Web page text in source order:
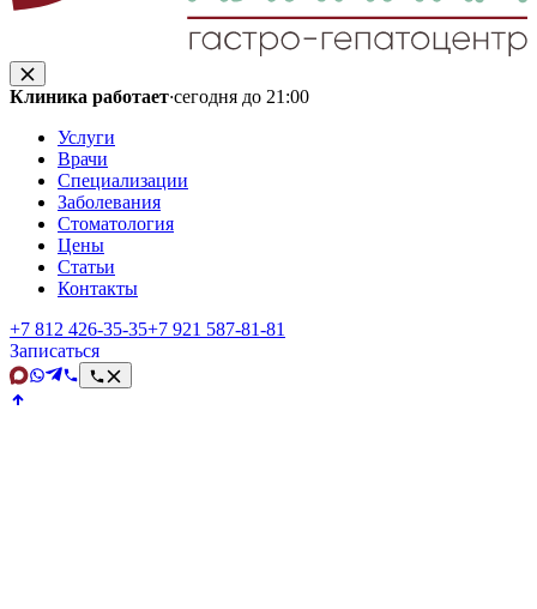
Клиника работает·сегодня до 21:00
Услуги
Врачи
Специализации
Заболевания
Стоматология
Цены
Статьи
Контакты
+7 812 426‑35‑35+7 921 587‑81‑81
Записаться